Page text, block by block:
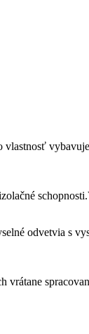
odvetvia s
vrátane